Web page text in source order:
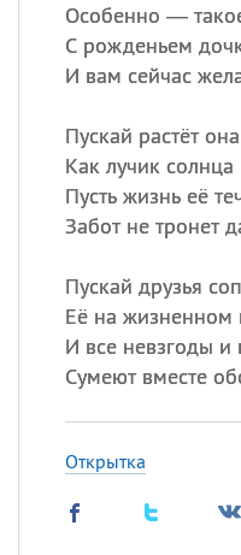
Особенно —
С рожденьем
И вам сейчас
Пускай растёт
Как лучик
Пусть жизнь её
Забот не тронет
Пускай друзья
Её на жизненном
И все невзгоды и
Сумеют вместе
Открытка